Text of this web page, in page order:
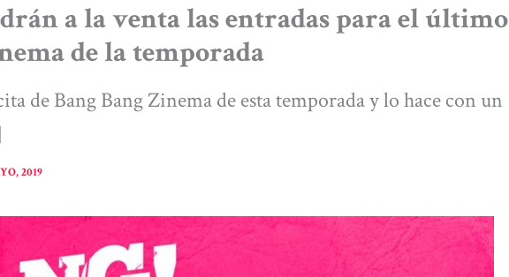
a la venta las entradas para el último
de la temporada
de Bang Bang Zinema de esta temporada y lo hace con un
2019